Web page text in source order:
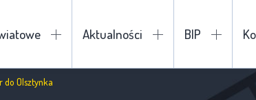
Aktualności BIP
do Olsztynka